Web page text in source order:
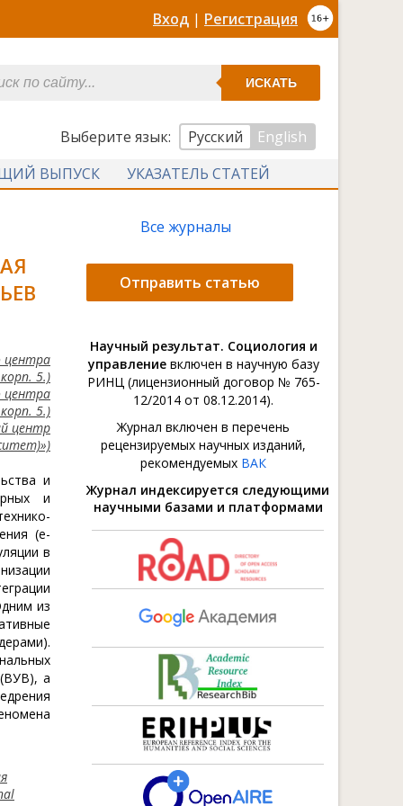
Вход | Регистрация
ИСКАТЬ
Выберите язык: Русский
English
ВЫПУСК
УКАЗАТЕЛЬ СТАТЕЙ
центра
5.)
центра
5.)
центр
и
и
(e-
в
из
(ВУВ), а
Все журналы
Отправить статью
Научный результат. Социология и
управлениевключен в научную базу
РИНЦ (лицензионный договор № 765-
12/2014 от 08.12.2014).
Журнал включен в перечень
рецензируемых научных изданий,
рекомендуемых ВАК
Журнал индексируется следующими
научными базами и платформами